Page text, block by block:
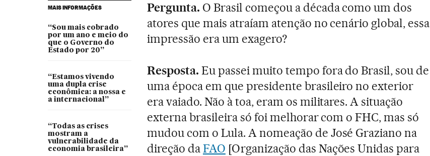
MAIS INFORMAÇÕES
“Sou mais cobrado
por um ano e meio do
que o Governo do
Estado por 20”
“Estamos vivendo
uma dupla crise
econômica: a nossa e
a internacional”
“Todas as crises
mostram a
vulnerabilidade da
economia brasileira”
Pergunta. O Brasil começou a década como um dos
atores que mais atraíam atenção no cenário global, essa
impressão era um exagero?
Resposta. Eu passei muito tempo fora do Brasil, sou de
uma época em que presidente brasileiro no exterior
era vaiado. Não à toa, eram os militares. A situação
externa brasileira só foi melhorar com o FHC, mas só
mudou com o Lula. A nomeação de José Graziano na
direção daFAO [Organização das Nações Unidas para